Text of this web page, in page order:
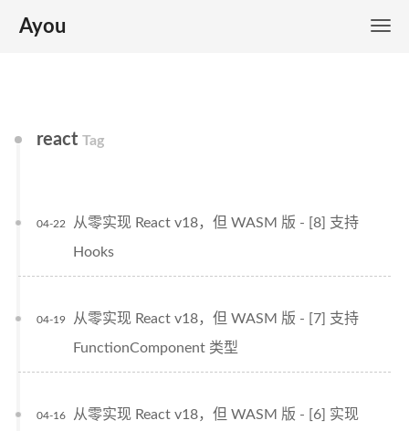
Ayou
react Tag
从零实现 React v18，但 WASM 版 - [8] 支持
Hooks
04-22
从零实现 React v18，但 WASM 版 - [7] 支持
FunctionComponent 类型
04-19
从零实现 React v18，但 WASM 版 - [6] 实现
04-16